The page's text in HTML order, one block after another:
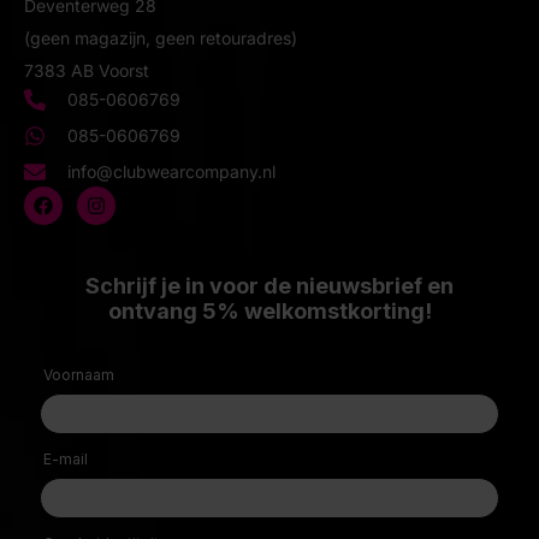
Deventerweg 28
(geen magazijn, geen retouradres)
7383 AB Voorst
085-0606769
085-0606769
info@clubwearcompany.nl